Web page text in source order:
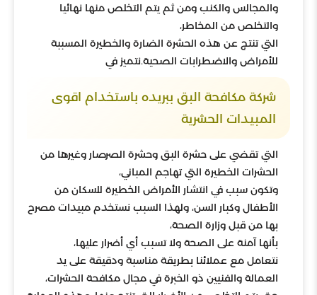
والمجالس والكنب ومن ثم يتم التخلص منها نهائيا
والتخلص من المخاطر،
التي تنتج عن هذه الحشرة الضارة والخطيرة المسببة
للأمراض والاضطرابات الصحية.نتميز في
شركة مكافحة البق ببريده باستخدام اقوى
المبيدات الحشرية
التي تقضي على حشرة البق وحشرة الصرصار وغيرها من
الحشرات الخطيرة التي تهاجم المباني،
وتكون سبب في انتشار الأمراض الخطيرة للسكان من
الأطفال وكبار السن، ولهذا السبب نستخدم مبيدات مصرح
بها من قبل وزارة الصحة،
بأنها آمنة على الصحة ولا تسبب أي أضرار عليها،
نتعامل مع عملائنا بطريقة مناسبة ودقيقة على يد
العمالة والفنيين ذو الخبرة في مجال مكافحة الحشرات،